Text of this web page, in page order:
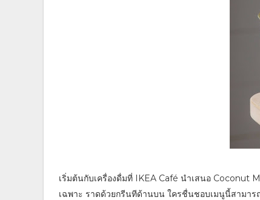
เริ่มต้นกับเครื่องดื่มที่ IKEA Café นำเสนอ Coconut
เฉพาะ ราดด้วยกรีนทีด้านบน ใครชื่นชอบเมนูนี้สามาร